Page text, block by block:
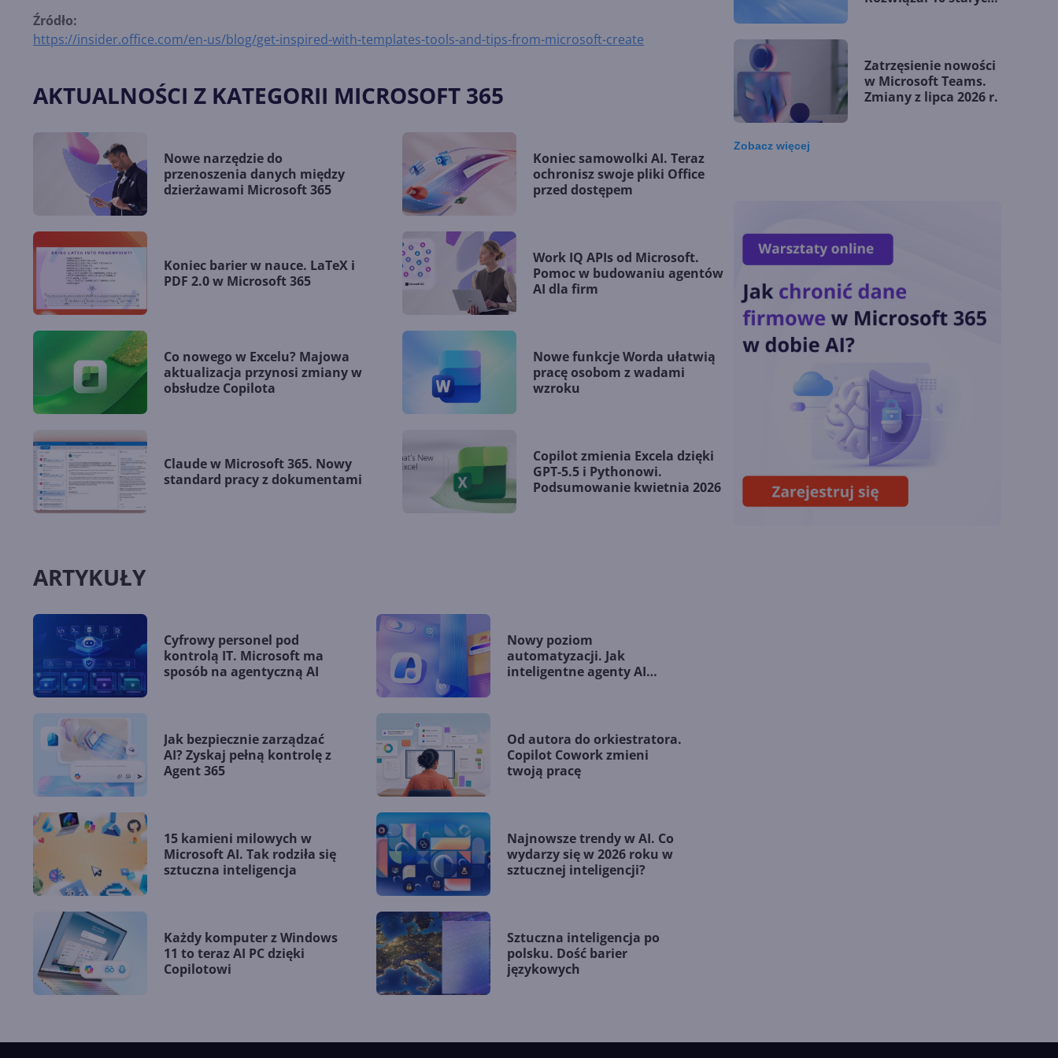
Źródło:
https://insider.office.com/en-us/blog/get-inspired-with-templates-tools-and-tips-from-microsoft-create
AKTUALNOŚCI Z KATEGORII MICROSOFT 365
Nowe narzędzie do
przenoszenia danych między
dzierżawami Microsoft 365
Koniec samowolki AI. Teraz
ochronisz swoje pliki Office
przed dostępem
Koniec barier w nauce. LaTeX i
PDF 2.0 w Microsoft 365
Work IQ APIs od Microsoft.
Pomoc w budowaniu agentów
AI dla firm
Co nowego w Excelu? Majowa
aktualizacja przynosi zmiany w
obsłudze Copilota
Nowe funkcje Worda ułatwią
pracę osobom z wadami
wzroku
Claude w Microsoft 365. Nowy
standard pracy z dokumentami
Copilot zmienia Excela dzięki
GPT-5.5 i Pythonowi.
Podsumowanie kwietnia 2026
Zatrzęsienie nowości
w Microsoft Teams.
Zmiany z lipca 2026 r.
OpenAI tnie ceny
modeli GPT-5.6.
Odpowiedź na presję
Chin
chmury. Microsoft
ogłasza znakomite
wyniki i
superaplikację
Sztuczna inteligencja
wspiera odkrycia
naukowe. OpenAI
startuje z nowym
Zobaczwięcej
ARTYKUŁY
Cyfrowy personel pod
kontrolą IT. Microsoft ma
sposób na agentyczną AI
Nowy poziom
automatyzacji. Jak
inteligentne agenty AI
Jak bezpiecznie zarządzać
AI? Zyskaj pełną kontrolę z
Agent 365
Od autora do orkiestratora.
Copilot Cowork zmieni
twoją pracę
15 kamieni milowych w
Microsoft AI. Tak rodziła się
sztuczna inteligencja
Najnowsze trendy w AI. Co
wydarzy się w 2026 roku w
sztucznej inteligencji?
Każdy komputer z Windows
11 to teraz AI PC dzięki
Copilotowi
Sztuczna inteligencja po
polsku. Dość barier
językowych